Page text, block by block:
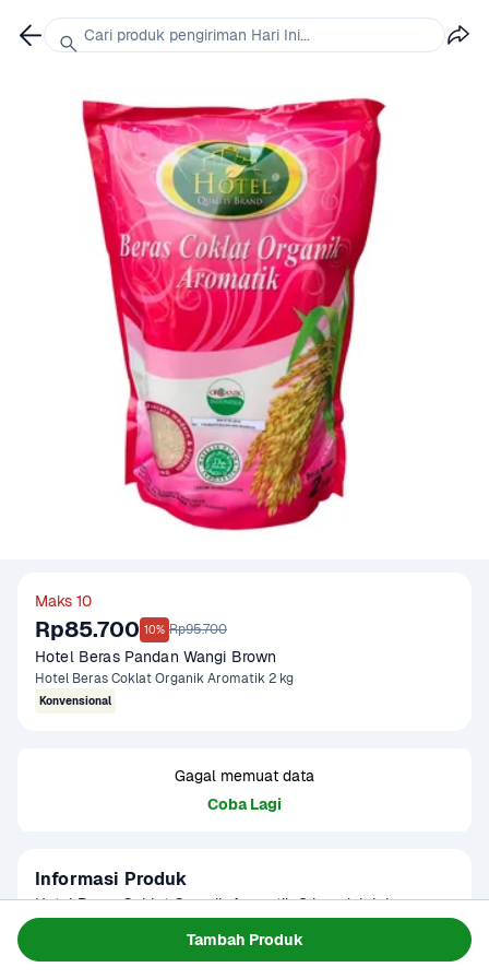
Tambah Produk
Maks 10
Rp85.700 10% Rp95.700
Hotel Beras Pandan Wangi Brown
Hotel Beras Coklat Organik Aromatik 2 kg
Konvensional
Gagal memuat data
Coba Lagi
Informasi Produk
Hotel Beras Coklat Organik Aromatik 2 kg adalah beras
wangi dan rasa yang lebih kaya dibandingkan beras putih
Cari produk pengiriman Hari Ini...